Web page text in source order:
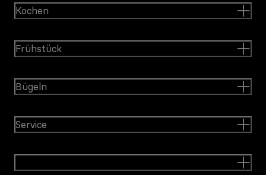
Kochen
Frühstück
Bügeln
Service